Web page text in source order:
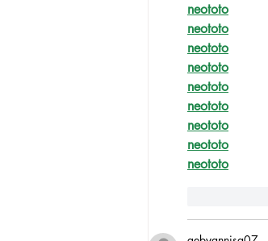
neototo
neototo
neototo
neototo
neototo
neototo
neototo
neototo
neototo